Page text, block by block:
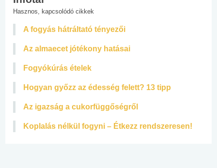
Hasznos, kapcsolódó cikkek
A fogyás hátráltató tényezői
Az almaecet jótékony hatásai
Fogyókúrás ételek
Hogyan győzz az édesség felett? 13 tipp
Az igazság a cukorfüggőségről
Koplalás nélkül fogyni – Étkezz rendszeresen!